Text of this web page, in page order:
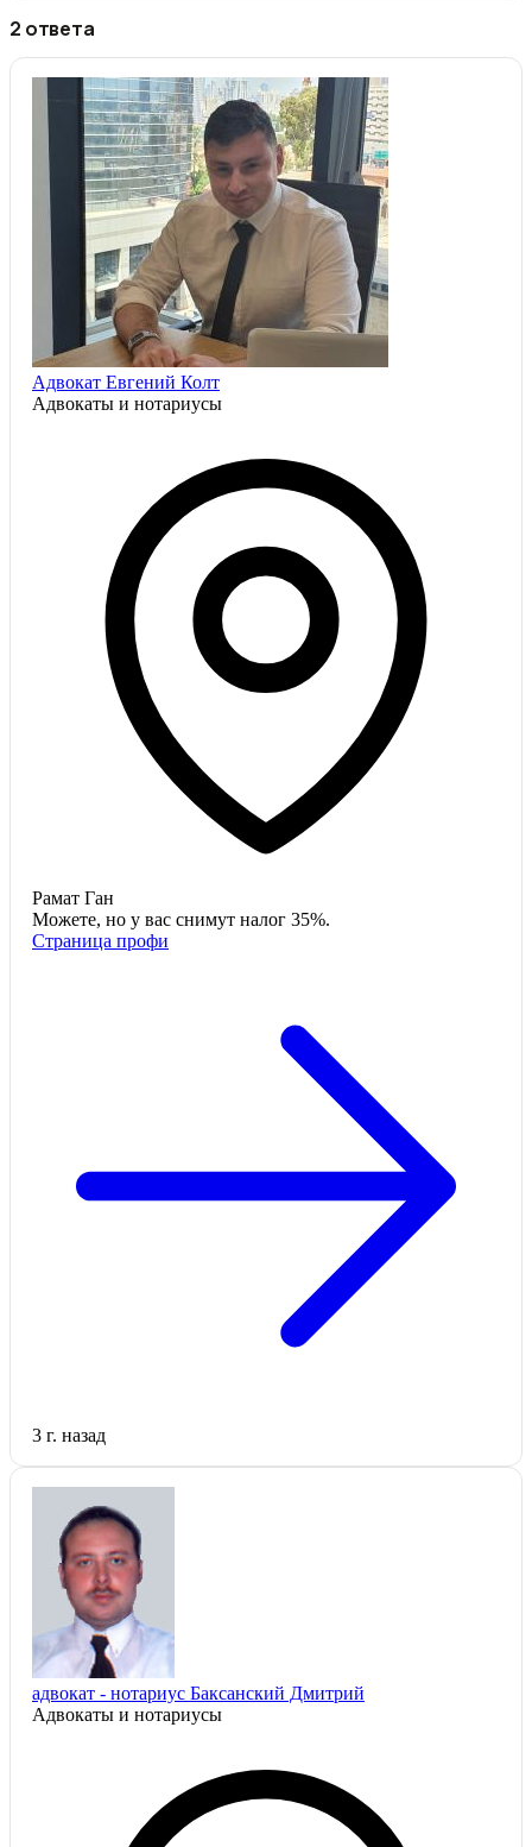
2 ответа
Адвокат Евгений Колт
Адвокаты и нoтариусы
Рамат Ган
Можете, но у вас снимут налог 35%.
Страница профи
3 г. назад
адвокат - нотариус Баксанский Дмитрий
Адвокаты и нoтариусы